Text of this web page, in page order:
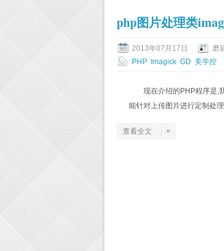
php图片处理类
2013年07月17日 磨
PHP
Imagick GD 美学控
现在介绍的PHP程序是,
能针对上传图片进行定制处
查看全文 »